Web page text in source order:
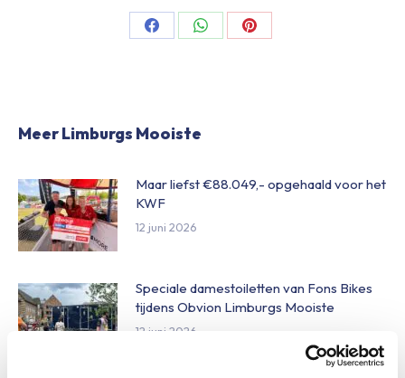
Share
Share
Share
Meer Limburgs Mooiste
Maar liefst €88.049,- opgehaald voor het
KWF
12 juni 2026
Speciale damestoiletten van Fons Bikes
tijdens Obvion Limburgs Mooiste
12 juni 2026